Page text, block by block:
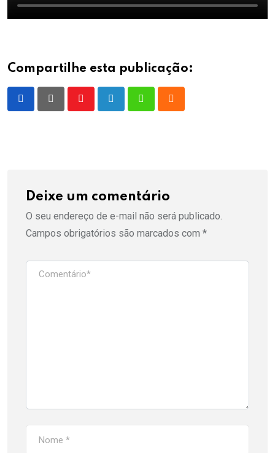
Compartilhe esta publicação:
Deixe um comentário
O seu endereço de e-mail não será publicado.
Campos obrigatórios são marcados com *